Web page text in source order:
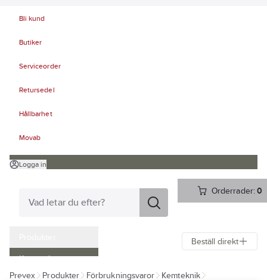
Bli kund
Butiker
Serviceorder
Retursedel
Hållbarhet
Movab
Logga in
Orderrader:0
Kampanjer
Beställ direkt
Prevex Produkter Förbrukningsvaror
Kemteknik